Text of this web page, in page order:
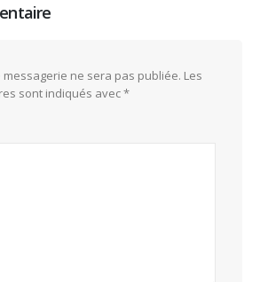
ne sera pas publiée. Les
sont indiqués avec*